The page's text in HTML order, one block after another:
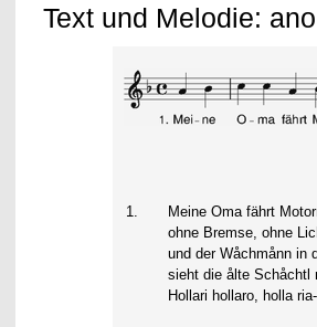
Text und Melodie:
1.
Meine Oma fährt
ohne Bremse, ohne
und der Wåchmånn in
sieht die ålte Schåchtl
Hollari hollaro, holla